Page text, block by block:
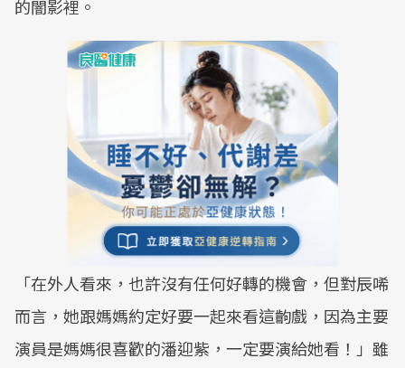
的闇影裡。
「在外人看來，也許沒有任何好轉的機會，但對辰唏
而言，她跟媽媽約定好要一起來看這齣戲，因為主要
演員是媽媽很喜歡的潘迎紫，一定要演給她看！」雖